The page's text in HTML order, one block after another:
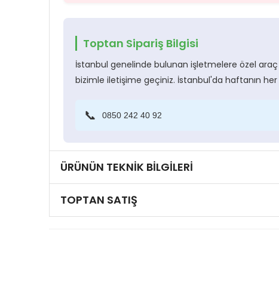
Toptan Sipariş Bilgisi
İstanbul genelinde bulunan işletmelere özel
bizimle iletişime geçiniz. İstanbul'da haftanın
📞 0850 242 40 92
ÜRÜNÜN TEKNIK BILGILERI
TOPTAN SATIŞ